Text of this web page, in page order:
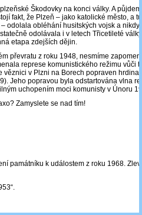
Škodovky na konci války. A
fakt, že Plzeň – jako katolické město, a
odolala obléhání husitských vojsk a nikdy
odolávala i v letech Třicetileté
etapa zdejších dějin.
převratu z roku 1948, nesmíme
represe komunistického režimu vůči
věznici v Plzni na Borech popraven hrdina
Jeho popravou byla odstartována vlna
uchopením moci komunisty v Únoru
Zamyslete se nad tím!
památníku k událostem z roku 1968.